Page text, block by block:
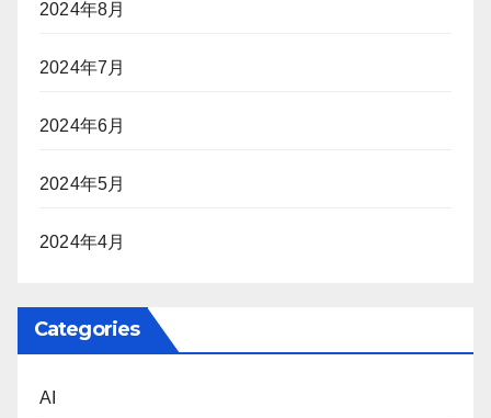
2024年8月
2024年7月
2024年6月
2024年5月
2024年4月
Categories
AI